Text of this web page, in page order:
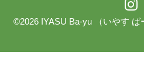
©2026 IYASU Ba-yu （いやす ば